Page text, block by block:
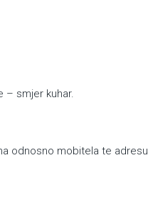
smjer kuhar.
odnosno mobitela te adresu